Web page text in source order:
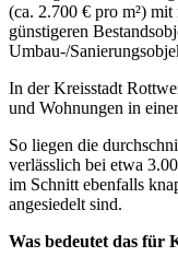
(ca. 2.700 € pro m²)
günstigeren
Umbau-/
In der Kreisstadt
und Wohnungen in
So liegen die
verlässlich bei etwa
im Schnitt ebenfalls
angesiedelt sind.
Was bedeutet das für